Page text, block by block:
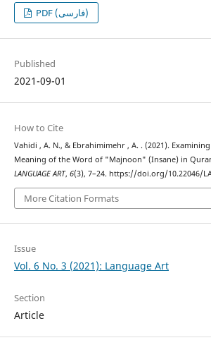
PDF (فارسی)
Published
2021-09-01
How to Cite
Vahidi , A. N., & Ebrahimimehr , A. . (2021).
Meaning of the Word of "Majnoon" (Insane) in
LANGUAGE ART, 6(3), 7–24. https://doi.org/10.22046/
More Citation Formats
Issue
Vol. 6 No. 3 (2021): Language Art
Section
Article